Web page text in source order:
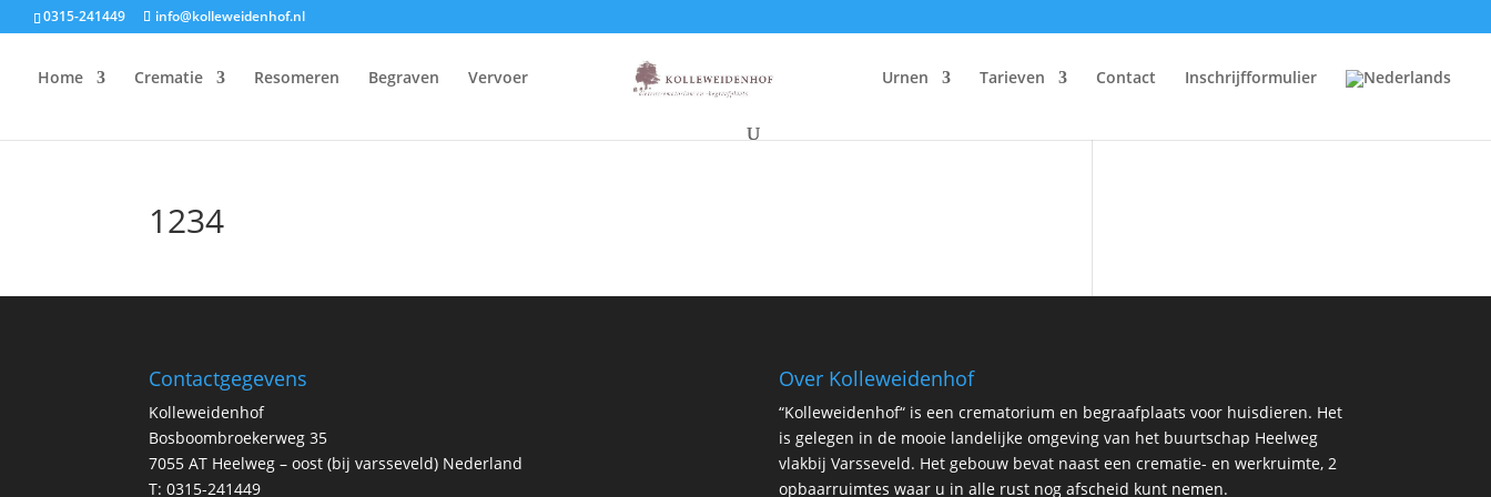
0315-241449 info@kolleweidenhof.nl
Home Crematie Resomeren Begraven Vervoer Urnen Tarieven Contact Inschrijfformulier
1234
Contactgegevens
Kolleweidenhof
Bosboombroekerweg 35
7055 AT Heelweg – oost (bij varsseveld) Nederland
T:0315-241449
Over Kolleweidenhof
“Kolleweidenhof“ is een crematorium en begraafplaats voor huisdieren. Het
is gelegen in de mooie landelijke omgeving van het buurtschap Heelweg
vlakbij Varsseveld. Het gebouw bevat naast een crematie- en werkruimte, 2
opbaarruimtes waar u in alle rust nog afscheid kunt nemen.